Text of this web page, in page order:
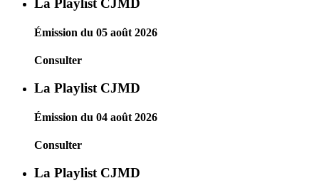
Émission du 05 août 2026
Consulter
La Playlist CJMD
Émission du 04 août 2026
Consulter
La Playlist CJMD